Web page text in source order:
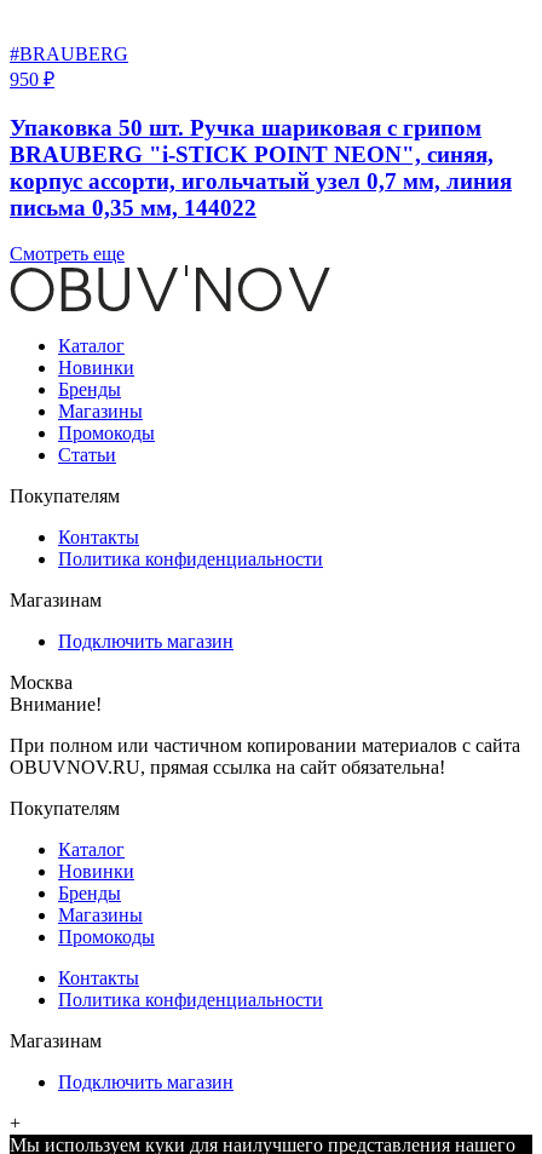
#BRAUBERG
950 ₽
Упаковка 50 шт. Ручка шариковая с грипом
BRAUBERG "i-STICK POINT NEON", синяя,
корпус ассорти, игольчатый узел 0,7 мм, линия
письма 0,35 мм, 144022
Смотреть еще
Каталог
Новинки
Бренды
Магазины
Промокоды
Статьи
Покупателям
Контакты
Политика конфиденциальности
Магазинам
Подключить магазин
Москва
Внимание!
При полном или частичном копировании материалов с сайта
OBUVNOV.RU, прямая ссылка на сайт обязательна!
Покупателям
Каталог
Новинки
Бренды
Магазины
Промокоды
Контакты
Политика конфиденциальности
Магазинам
Подключить магазин
+
Мы используем куки для наилучшего представления нашего